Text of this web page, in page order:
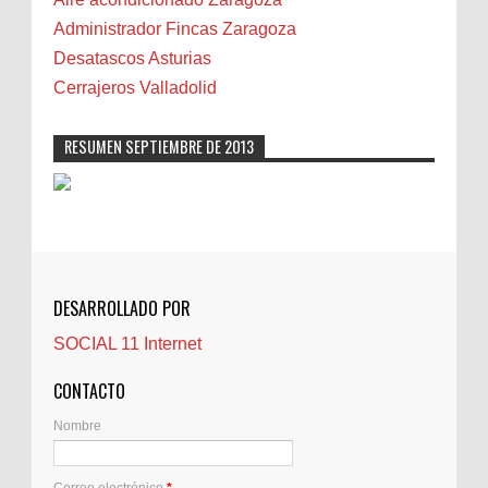
Cáncer
Carmela Sauras
Carnavales
Castellón
Cerrajeros
Cocinas
Comentarios de la afición
Controller Zaragoza
Córdoba
Crisis
Administrador Fincas Zaragoza
Desatascos Asturias
Cerrajeros Valladolid
RESUMEN SEPTIEMBRE DE 2013
DESARROLLADO POR
SOCIAL 11 Internet
CONTACTO
Nombre